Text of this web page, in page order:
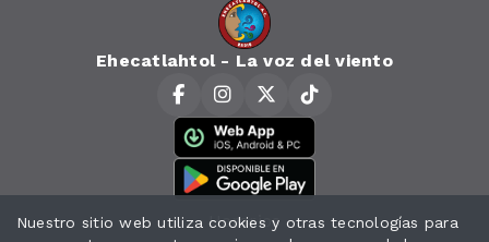
Ehecatlahtol - La voz del viento
Horarios
Nuestro sitio web utiliza cookies y otras tecnologías para